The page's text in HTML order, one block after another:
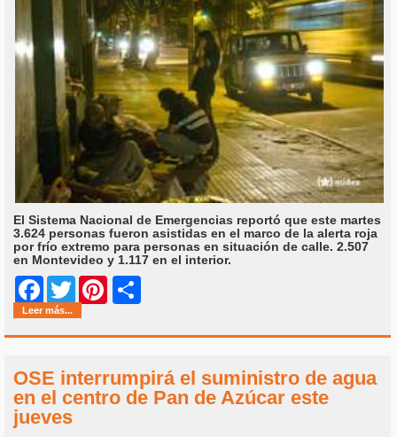
El Sistema Nacional de Emergencias reportó que este martes
3.624 personas fueron asistidas en el marco de la alerta roja
por frío extremo para personas en situación de calle. 2.507
en Montevideo y 1.117 en el interior.
Facebook
Twitter Pinterest
Leer más...
OSE interrumpirá el suministro de agua
en el centro de Pan de Azúcar este
jueves